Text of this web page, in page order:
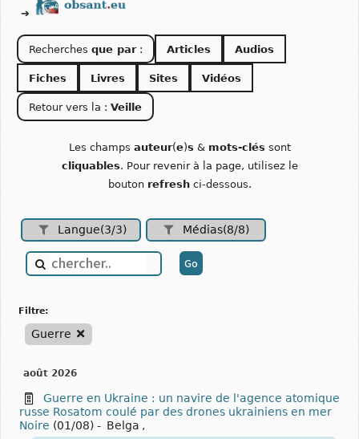
➔
Recherches que par: Articles Audios
Fiches Livres Sites Vidéos
Retour vers la : Veille
Les champs auteur(e)s & mots-clés sont
cliquables. Pour revenir à la page, utilisez le
bouton refreshci-dessous.
Langue(3/3) Médias(8/8)
filtre:
Guerre
août 2026
Guerre en Ukraine : un navire de l'agence atomique
russe Rosatom coulé par des drones ukrainiens en mer
Noire (01/08) - Belga ,